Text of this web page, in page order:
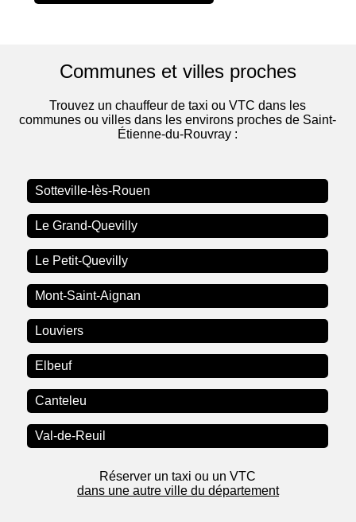
Communes et villes proches
Trouvez un chauffeur de taxi ou VTC dans les
communes ou villes dans les environs proches de Saint-
Étienne-du-Rouvray :
Sotteville-lès-Rouen
Le Grand-Quevilly
Le Petit-Quevilly
Mont-Saint-Aignan
Louviers
Elbeuf
Canteleu
Val-de-Reuil
Réserver un taxi ou un VTC
dans une autre ville du département